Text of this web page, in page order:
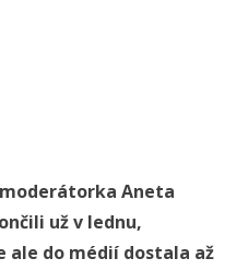
Aneta
už v lednu,
ale do médií dostala až